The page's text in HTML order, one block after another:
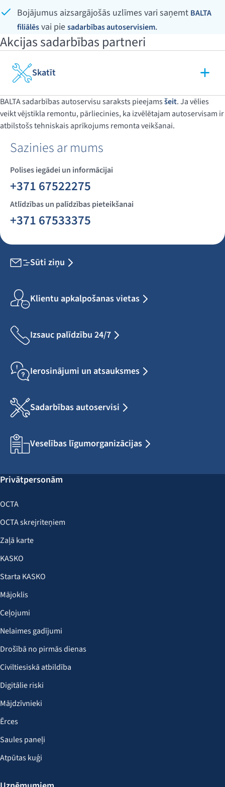
Bojājumus aizsargājošās uzlīmes vari saņemt BALTA
filiālēsvai piesadarbības autoservisiem.
Akcijas sadarbības partneri
Skatīt
BALTA sadarbības autoservisu saraksts pieejamsšeit. Ja vēlies
veikt vējstikla remontu, pārliecinies, ka izvēlētajam autoservisam ir
atbilstošs tehniskais aprīkojums remonta veikšanai.
Sazinies ar mums
Polises iegādei un informācijai
+371 67522275
Atlīdzības un palīdzības pieteikšanai
+371 67533375
Sūti ziņu
Klientu apkalpošanas vietas
Izsauc palīdzību 24/7
Ierosinājumi un atsauksmes
Sadarbības autoservisi
Veselības līgumorganizācijas
Privātpersonām
OCTA
OCTA skrejriteņiem
Zaļā karte
KASKO
Starta KASKO
Mājoklis
Ceļojumi
Nelaimes gadījumi
Drošībā no pirmās dienas
Civiltiesiskā atbildība
Digitālie riski
Mājdzīvnieki
Ērces
Saules paneļi
Atpūtas kuģi